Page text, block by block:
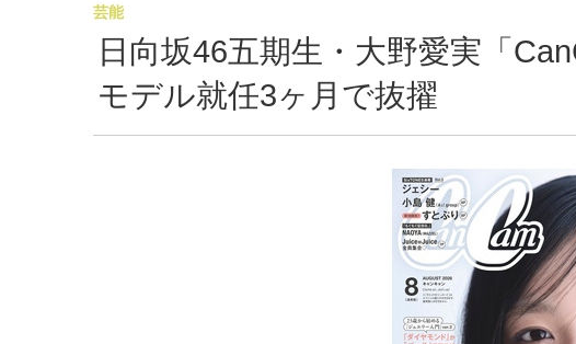
日向坂46五期生・大野愛実「
モデル就任3ヶ月で抜擢
芸能